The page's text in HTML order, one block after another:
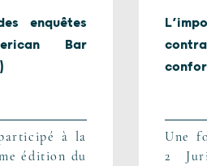
enquêtes
Bar
à la
édition du
Une
2